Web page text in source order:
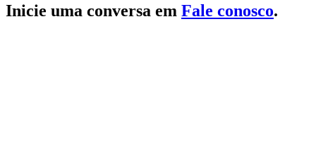
Inicie uma conversa em Fale conosco.